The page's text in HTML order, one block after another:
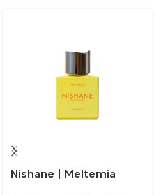
Nishane | Meltemia